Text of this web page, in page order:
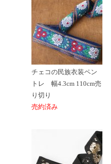
チェコの民族衣装ペン
トレ 幅4.3cm 110cm売
り切り
売約済み